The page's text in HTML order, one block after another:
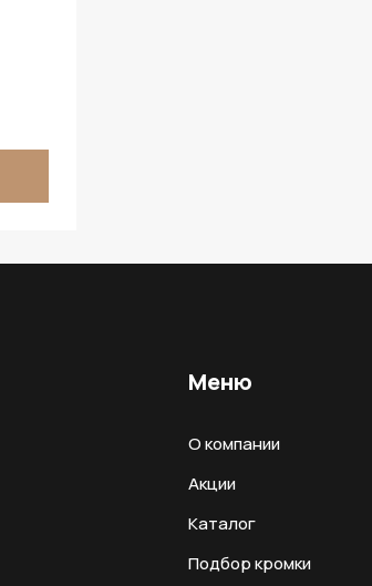
Меню
О компании
Акции
Каталог
Подбор кромки